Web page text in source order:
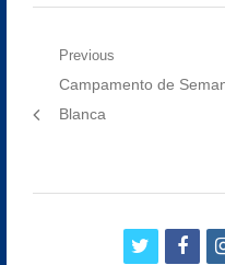
Navegación
Previous
Previous
post:
Campamento de
Blanca
twitter